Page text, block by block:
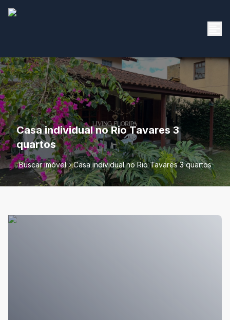
Casa individual no Rio Tavares 3
quartos
Buscar imóvel Casa individual no Rio Tavares 3 quartos